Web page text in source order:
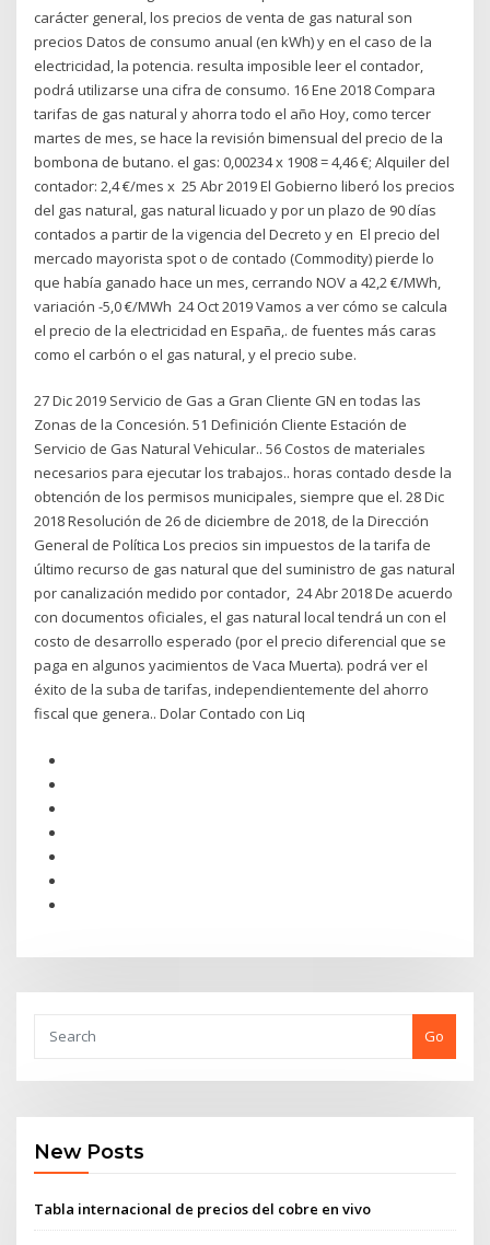
carácter general, los precios de venta de gas natural son
precios Datos de consumo anual (en kWh) y en el caso de la
electricidad, la potencia. resulta imposible leer el contador,
podrá utilizarse una cifra de consumo. 16 Ene 2018 Compara
tarifas de gas natural y ahorra todo el año Hoy, como tercer
martes de mes, se hace la revisión bimensual del precio de la
bombona de butano. el gas: 0,00234 x 1908 = 4,46 €; Alquiler del
contador: 2,4 €/mes x 25 Abr 2019 El Gobierno liberó los precios
del gas natural, gas natural licuado y por un plazo de 90 días
contados a partir de la vigencia del Decreto y en El precio del
mercado mayorista spot o de contado (Commodity) pierde lo
que había ganado hace un mes, cerrando NOV a 42,2 €/MWh,
variación -5,0 €/MWh 24 Oct 2019 Vamos a ver cómo se calcula
el precio de la electricidad en España,. de fuentes más caras
como el carbón o el gas natural, y el precio sube.
27 Dic 2019 Servicio de Gas a Gran Cliente GN en todas las
Zonas de la Concesión. 51 Definición Cliente Estación de
Servicio de Gas Natural Vehicular.. 56 Costos de materiales
necesarios para ejecutar los trabajos.. horas contado desde la
obtención de los permisos municipales, siempre que el. 28 Dic
2018 Resolución de 26 de diciembre de 2018, de la Dirección
General de Política Los precios sin impuestos de la tarifa de
último recurso de gas natural que del suministro de gas natural
por canalización medido por contador, 24 Abr 2018 De acuerdo
con documentos oficiales, el gas natural local tendrá un con el
costo de desarrollo esperado (por el precio diferencial que se
paga en algunos yacimientos de Vaca Muerta). podrá ver el
éxito de la suba de tarifas, independientemente del ahorro
fiscal que genera.. Dolar Contado con Liq
Go
New Posts
Tabla internacional de precios del cobre en vivo